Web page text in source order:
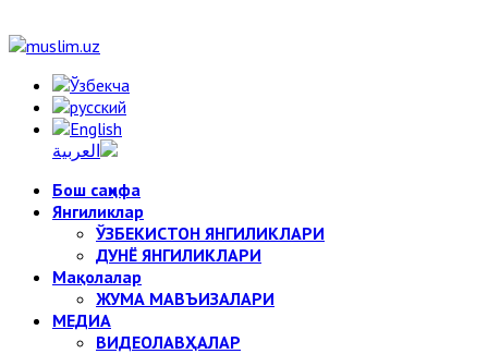
Бош саҳифа
Янгиликлар
ЎЗБЕКИСТОН ЯНГИЛИКЛАРИ
ДУНЁ ЯНГИЛИКЛАРИ
Мақолалар
ЖУМА МАВЪИЗАЛАРИ
МЕДИА
ВИДЕОЛАВҲАЛАР